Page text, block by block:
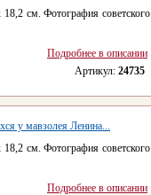
см. Фотография советского
Подробнее в описании
Артикул: 24735
у мавзолея Ленина...
см. Фотография советского
Подробнее в описании